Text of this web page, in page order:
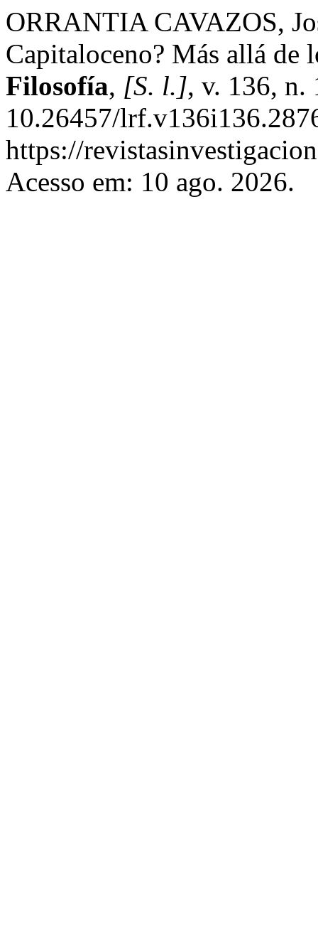
ORRANTIA CAVAZOS,
Capitaloceno? Más allá de
Filosofía, [S. l.], v. 136, n.
10.26457/
https://
Acesso em: 10 ago. 2026.